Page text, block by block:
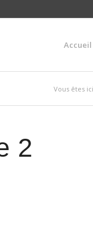
Accueil
Vous êtes
2